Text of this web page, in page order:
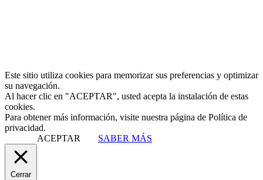
Este sitio utiliza cookies para memorizar sus preferencias y optimizar
su navegación.
Al hacer clic en "ACEPTAR", usted acepta la instalación de estas
cookies.
Para obtener más información, visite nuestra página de Política de
privacidad.
ACEPTAR
SABER MÁS
Cerrar